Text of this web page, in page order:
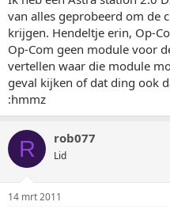
van alles geprobeerd om de
krijgen. Hendeltje erin, Op-
Op-Com geen module voor
vertellen waar die module
geval kijken of dat ding ook
:hmmz
R rob077
Lid
14 mrt 2011